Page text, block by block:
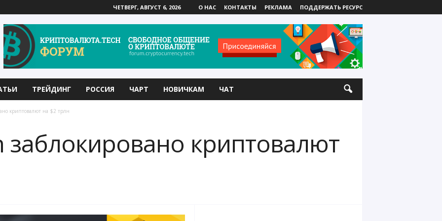
ЧЕТВЕРГ, АВГУСТ 6, 2026 О НАС КОНТАКТЫ РЕКЛАМА ПОДДЕРЖАТЬ РЕСУРС
ТРЕЙДИНГ РОССИЯ ЧАРТ НОВИЧКАМ ЧАТ
криптовалют на $2 трлн
заблокировано криптовалют